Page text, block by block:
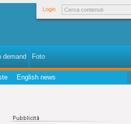
Login
demand Foto
English news